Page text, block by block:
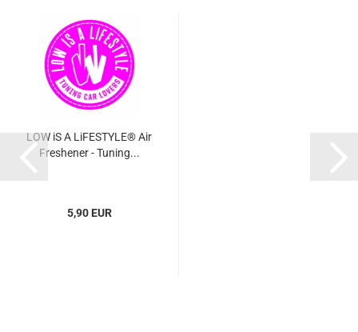
LOW iS A LiFESTYLE® Air
Freshener - Tuning...
5,90 EUR